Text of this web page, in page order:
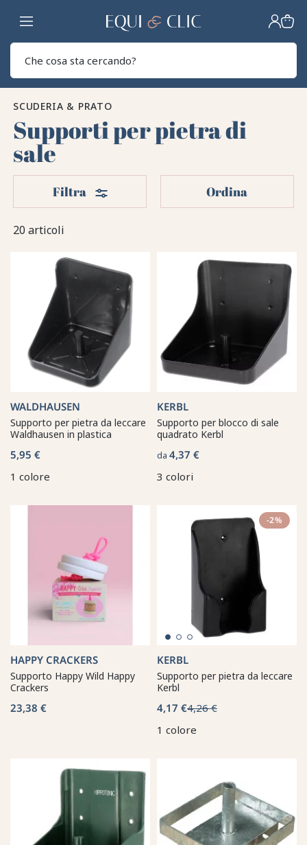
Casa
SCUDERIA & PRATO
Supporti per pietra di
sale
20 articoli
Filtra Filtri Ordina
WALDHAUSEN
Supporto per pietra da leccare
Waldhausen in plastica
5,95 €
1 colore
KERBL
Supporto per blocco di sale
quadrato Kerbl
da 4,37 €
3 colori
HAPPY CRACKERS
Supporto Happy Wild Happy
Crackers
23,38 €
-2%
KERBL
Supporto per pietra da leccare
Kerbl
4,17 €4,26 €
1 colore